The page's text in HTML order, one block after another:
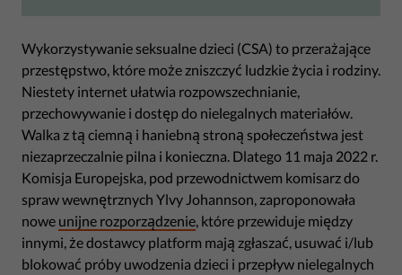
Wykorzystywanie seksualne dzieci (CSA) to przerażające
przestępstwo, które może zniszczyć ludzkie życia i rodziny.
Niestety internet ułatwia rozpowszechnianie,
przechowywanie i dostęp do nielegalnych materiałów.
Walka z tą ciemną i haniebną stroną społeczeństwa jest
niezaprzeczalnie pilna i konieczna. Dlatego 11 maja 2022 r.
Komisja Europejska, pod przewodnictwem komisarz do
spraw wewnętrznych Ylvy Johannson, zaproponowała
nowe unijne rozporządzenie , które przewiduje między
innymi, że dostawcy platform mają zgłaszać, usuwać i/lub
blokować próby uwodzenia dzieci i przepływ nielegalnych